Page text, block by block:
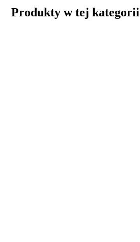
Produkty w tej kategorii